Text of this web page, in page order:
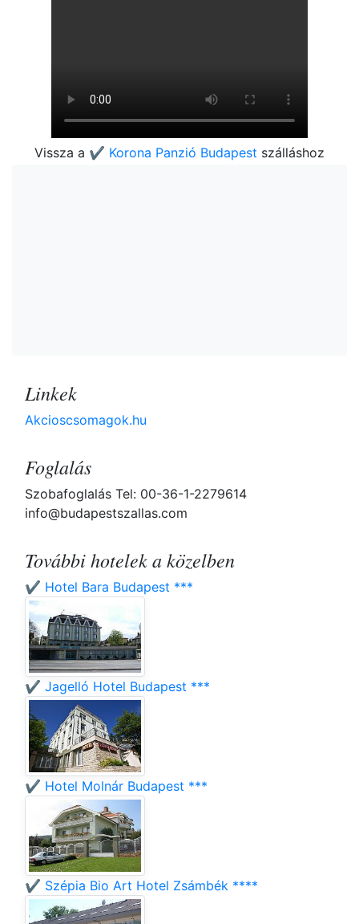
Vissza a ✔️ Korona Panzió Budapest szálláshoz
Linkek
Akcioscsomagok.hu
Foglalás
Szobafoglalás Tel: 00-36-1-2279614
info@budapestszallas.com
További hotelek a közelben
✔️ Hotel Bara Budapest ***
✔️ Jagelló Hotel Budapest ***
✔️ Hotel Molnár Budapest ***
✔️ Szépia Bio Art Hotel Zsámbék ****